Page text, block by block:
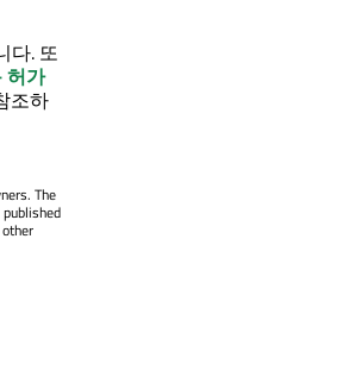
다. 또
허가
조하
The